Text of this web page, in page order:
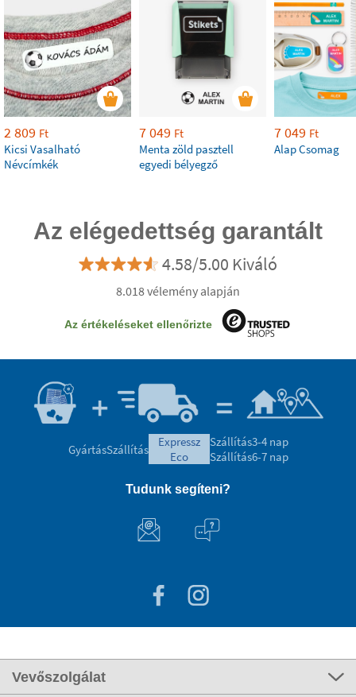
2 809 Ft
Kicsi Vasalható
Névcímkék
7 049 Ft
Menta zöld pasztell
egyedi bélyegző
7 049 Ft
Alap Csomag
Az elégedettség garantált
4.58/5.00 Kiváló
8.018 vélemény alapján
Az értékeléseket ellenőrizte
GyártásSzállítás
expressz
eco
Szállítás3-4 nap
Szállítás6-7 nap
Tudunk segíteni?
Vevőszolgálat